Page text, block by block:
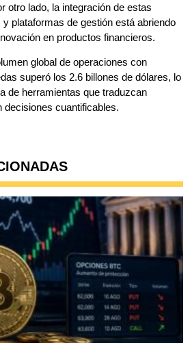
otro lado, la integración de estas
plataformas de gestión está abriendo
en productos financieros.
global de operaciones con
superó los 2.6 billones de dólares, lo
de herramientas que traduzcan
decisiones cuantificables.